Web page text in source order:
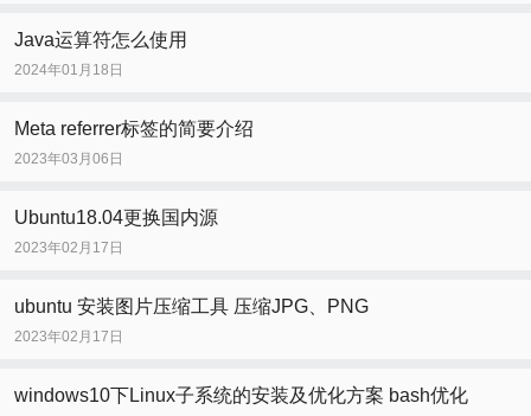
Java运算符怎么使用
2024年01月18日
Meta referrer标签的简要介绍
2023年03月06日
Ubuntu18.04更换国内源
2023年02月17日
ubuntu 安装图片压缩工具 压缩JPG、PNG
2023年02月17日
windows10下Linux子系统的安装及优化方案 bash优化